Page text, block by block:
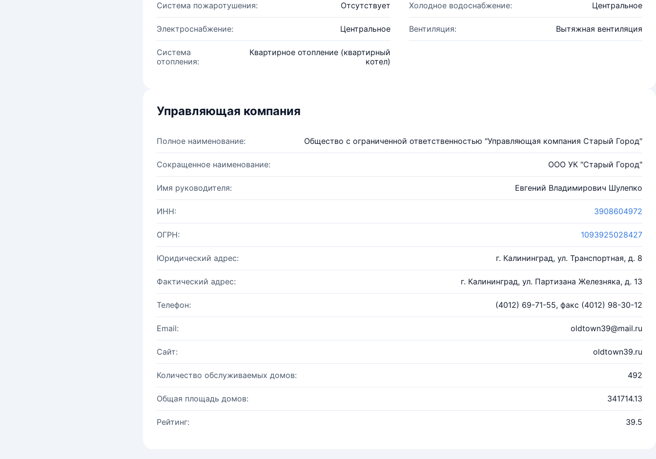
Система пожаротушения: Отсутствует Холодное водоснабжение: Центральное
Электроснабжение: Центральное Вентиляция: Вытяжная вентиляция
Система
отопления:
Квартирное отопление (квартирный
котел)
Управляющая компания
Полное наименование: Общество с ограниченной ответственностью "Управляющая компания Старый Город"
Сокращенное наименование: ООО УК "Старый Город"
Имя руководителя: Евгений Владимирович Шулепко
ИНН: 3908604972
ОГРН: 1093925028427
Юридический адрес: г. Калининград, ул. Транспортная, д. 8
Фактический адрес: г. Калининград, ул. Партизана Железняка, д. 13
Телефон: (4012) 69-71-55, факс (4012) 98-30-12
Email: oldtown39@mail.ru
Сайт: oldtown39.ru
Количество обслуживаемых домов: 492
Общая площадь домов: 341714.13
Рейтинг: 39.5